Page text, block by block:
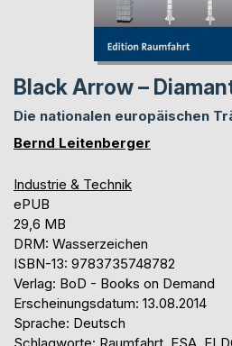
Black Arrow –
Die nationalen europäischen
Bernd Leitenberger
Industrie & Technik
ePUB
29,6 MB
DRM: Wasserzeichen
ISBN-13: 9783735748782
Verlag: BoD - Books on Demand
Erscheinungsdatum: 13.08.2014
Sprache: Deutsch